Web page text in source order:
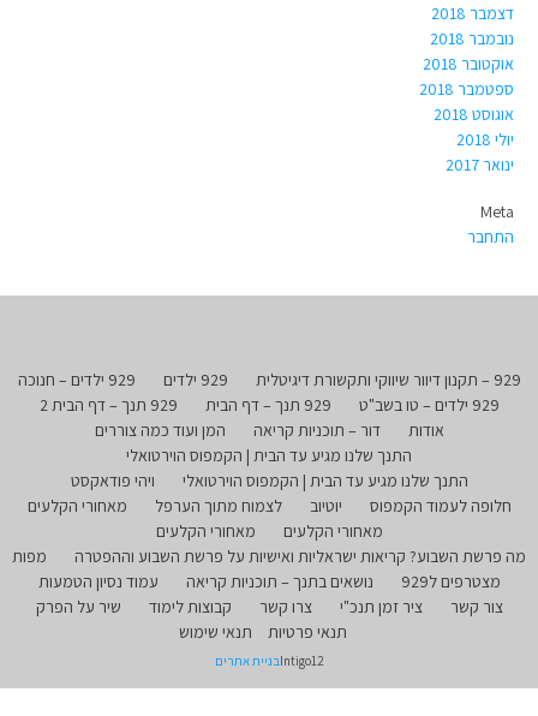
דצמבר 2018
נובמבר 2018
אוקטובר 2018
ספטמבר 2018
אוגוסט 2018
יולי 2018
ינואר 2017
Meta
התחבר
929 – תקנון דיוור שיווקי ותקשורת דיגיטלית 929 ילדים
929 ילדים – חנוכה
929 ילדים – טו בשב"ט
929 תנך – דף הבית
929 תנך – דף הבית 2
אודות
דור – תוכניות קריאה
המן ועוד כמה צוררים
התנך שלנו מגיע עד הבית | הקמפוס הוירטואלי
התנך שלנו מגיע עד הבית | הקמפוס הוירטואלי
ויהי פודאקסט
חלופה לעמוד הקמפוס
יוטיוב לצמוח מתוך הערפל
מאחורי הקלעים
מאחורי הקלעים
מאחורי הקלעים
מה פרשת השבוע? קריאות ישראליות ואישיות על פרשת השבוע וההפטרה
מפות
מצטרפים ל929
נושאים בתנך – תוכניות קריאה
עמוד נסיון הטמעות
צור קשר
ציר זמן תנכ"י צרו קשר קבוצות לימוד
שיר על הפרק
תנאי פרטיות
תנאי שימוש
Intigo12בניית אתרים